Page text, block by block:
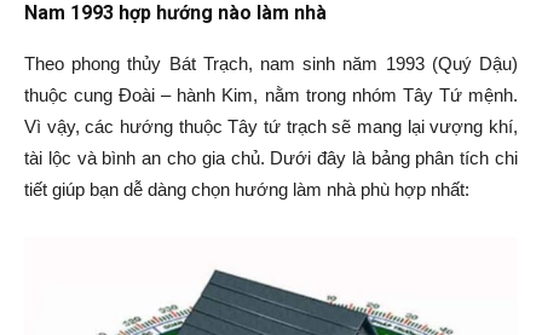
Nam 1993 hợp hướng nào làm nhà
Theo phong thủy Bát Trạch, nam sinh năm 1993 (Quý Dậu)
thuộc cung Đoài – hành Kim, nằm trong nhóm Tây Tứ mệnh.
Vì vậy, các hướng thuộc Tây tứ trạch sẽ mang lại vượng khí,
tài lộc và bình an cho gia chủ. Dưới đây là bảng phân tích chi
tiết giúp bạn dễ dàng chọn hướng làm nhà phù hợp nhất: